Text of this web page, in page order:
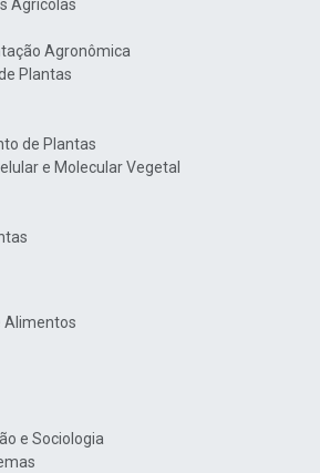
Agrícolas
Agronômica
Plantas
de Plantas
e Molecular Vegetal
Alimentos
e Sociologia